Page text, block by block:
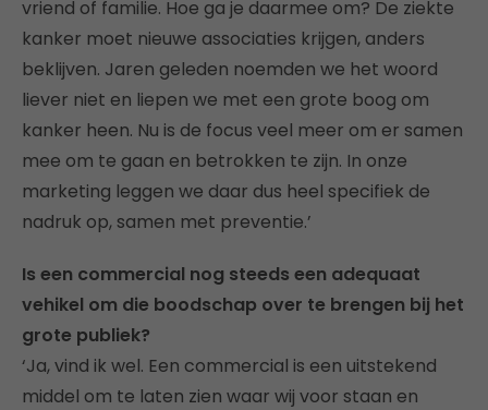
vriend of familie. Hoe ga je daarmee om? De ziekte
kanker moet nieuwe associaties krijgen, anders
beklijven. Jaren geleden noemden we het woord
liever niet en liepen we met een grote boog om
kanker heen. Nu is de focus veel meer om er samen
mee om te gaan en betrokken te zijn. In onze
marketing leggen we daar dus heel specifiek de
nadruk op, samen met preventie.’
Is een commercial nog steeds een adequaat
vehikel om die boodschap over te brengen bij het
grote publiek?
‘Ja, vind ik wel. Een commercial is een uitstekend
middel om te laten zien waar wij voor staan en